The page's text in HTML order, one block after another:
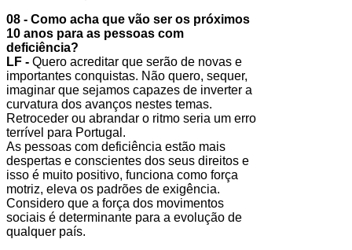
08 - Como acha que vão ser os próximos
10 anos para as pessoas com
deficiência?
LF - Quero acreditar que serão de novas e
importantes conquistas. Não quero, sequer,
imaginar que sejamos capazes de inverter a
curvatura dos avanços nestes temas.
Retroceder ou abrandar o ritmo seria um erro
terrível para Portugal.
As pessoas com deficiência estão mais
despertas e conscientes dos seus direitos e
isso é muito positivo, funciona como força
motriz, eleva os padrões de exigência.
Considero que a força dos movimentos
sociais é determinante para a evolução de
qualquer país.